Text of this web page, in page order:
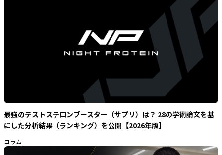
最強のテストステロンブースター（サプリ）は？ 28の学術論文を基
にした分析結果（ランキング）を公開【2026年版】
コラム